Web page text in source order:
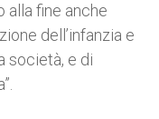
alla fine anche
dell’infanzia e
società, e di